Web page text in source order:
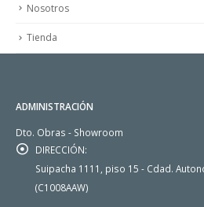
Nosotros
Tienda
ADMINISTRACIÓN
Dto. Obras - Showroom
DIRECCIÓN:
Suipacha 1111, piso 15 - Cdad.
(C1008AAW)